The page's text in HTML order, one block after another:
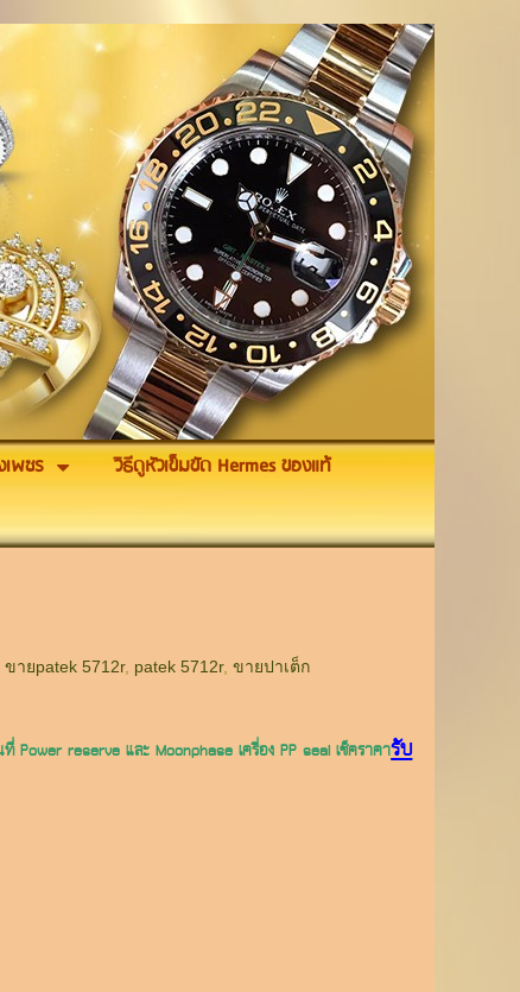
พชร
วิธีดูหัวเข็มขัด Hermes ของแท้
ขายpatek 5712r, patek 5712r,ขายปาเต็ก
Power reserve และ Moonphase เครื่อง PP seal เช็คราคารับ